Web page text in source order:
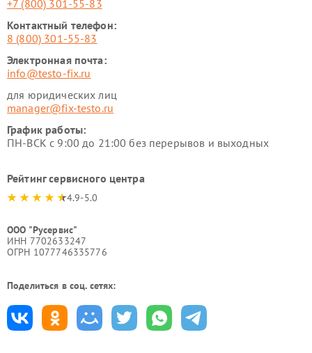
+7 (800) 301-55-83
Контактный телефон:
8 (800) 301-55-83
Электронная почта:
info@testo-fix.ru
для юридических лиц
manager@fix-testo.ru
График работы:
ПН-ВСК с 9:00 до 21:00 без перерывов и выходных
Рейтинг сервисного центра
4.9-5.0
ООО "Русервис"
ИНН 7702633247
ОГРН 1077746335776
Поделиться в соц. сетях: